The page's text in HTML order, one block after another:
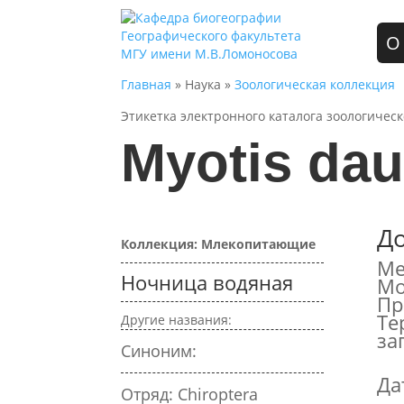
О
Главная » Наука »Зоологическая коллекция
Этикетка электронного каталога
Myotis
Коллекция: Млекопитающие
Ночница водяная
Другие названия:
Синоним:
Отряд: Chiroptera